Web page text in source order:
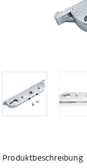
Produktbeschreibung